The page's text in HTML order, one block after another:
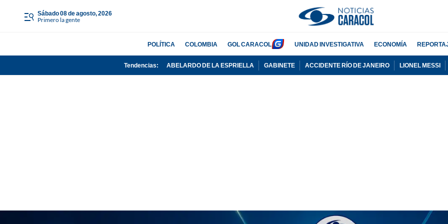
sábado 08 de agosto, 2026
Primero la gente
POLÍTICA COLOMBIA GOL CARACOL UNIDAD INVESTIGATIVA ECONOMÍA
Tendencias: ABELARDO DE LA ESPRIELLA GABINETE ACCIDENTE RÍO DE JANEIRO LIONEL MESSI